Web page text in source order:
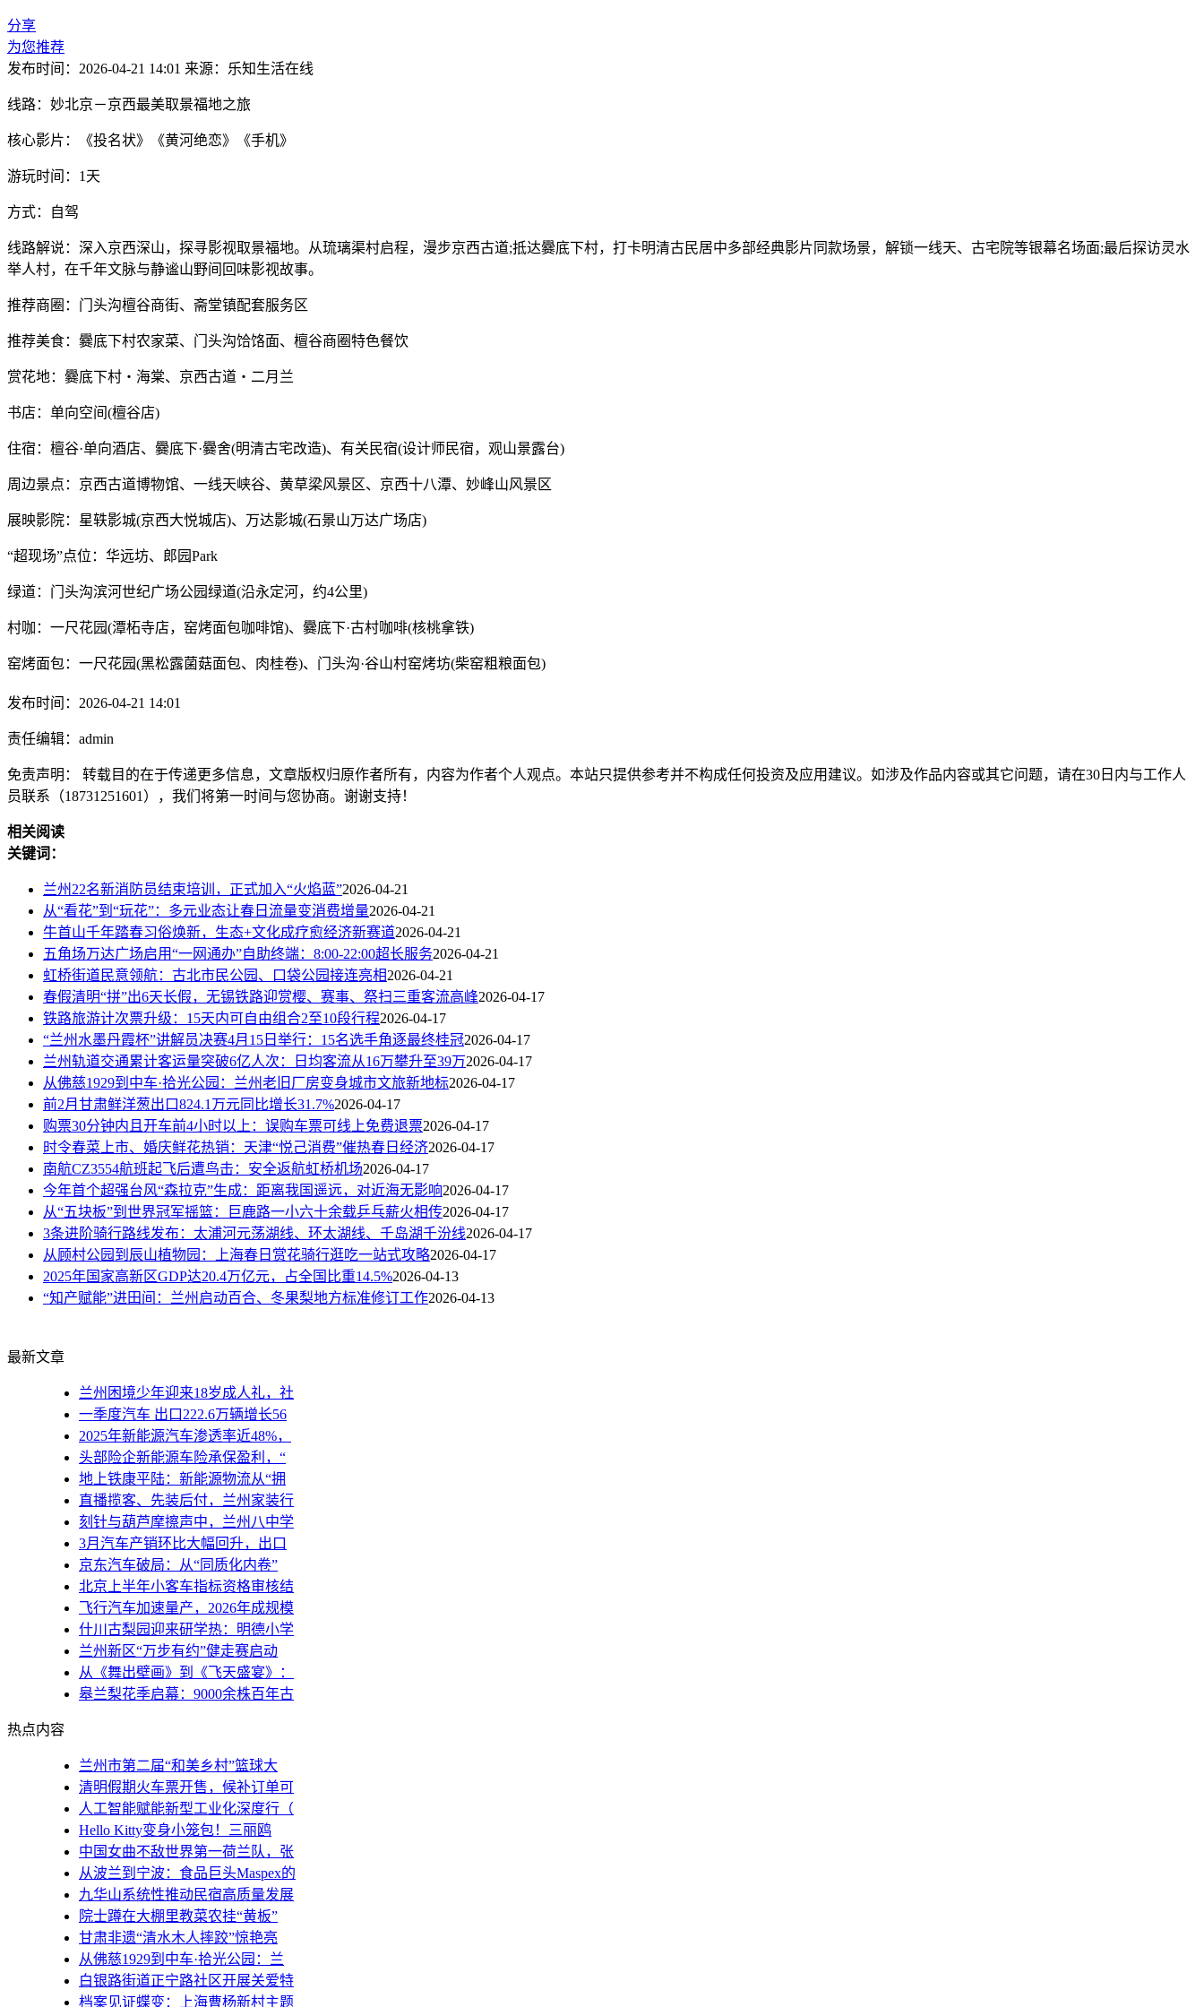
分享
为您推荐
发布时间：2026-04-21 14:01 来源：乐知生活在线
线路：妙北京－京西最美取景福地之旅
核心影片：《投名状》《黄河绝恋》《手机》
游玩时间：1天
方式：自驾
线路解说：深入京西深山，探寻影视取景福地。从琉璃渠村启程，漫步京西古道;抵达爨底下村，打卡明清古民居中多部经典影片同款场景，解锁一线天、古宅院等银幕名场面;最后探访灵水
举人村，在千年文脉与静谧山野间回味影视故事。
推荐商圈：门头沟檀谷商街、斋堂镇配套服务区
推荐美食：爨底下村农家菜、门头沟饸饹面、檀谷商圈特色餐饮
赏花地：爨底下村・海棠、京西古道・二月兰
书店：单向空间(檀谷店)
住宿：檀谷·单向酒店、爨底下·爨舍(明清古宅改造)、有关民宿(设计师民宿，观山景露台)
周边景点：京西古道博物馆、一线天峡谷、黄草梁风景区、京西十八潭、妙峰山风景区
展映影院：星轶影城(京西大悦城店)、万达影城(石景山万达广场店)
“超现场”点位：华远坊、郎园Park
绿道：门头沟滨河世纪广场公园绿道(沿永定河，约4公里)
村咖：一尺花园(潭柘寺店，窑烤面包咖啡馆)、爨底下·古村咖啡(核桃拿铁)
窑烤面包：一尺花园(黑松露菌菇面包、肉桂卷)、门头沟·谷山村窑烤坊(柴窑粗粮面包)
发布时间：2026-04-21 14:01
责任编辑：admin
免责声明： 转载目的在于传递更多信息，文章版权归原作者所有，内容为作者个人观点。本站只提供参考并不构成任何投资及应用建议。如涉及作品内容或其它问题，请在30日内与工作人
员联系（18731251601），我们将第一时间与您协商。谢谢支持！
相关阅读
关键词：
兰州22名新消防员结束培训，正式加入“火焰蓝”2026-04-21
从“看花”到“玩花”：多元业态让春日流量变消费增量2026-04-21
牛首山千年踏春习俗焕新，生态+文化成疗愈经济新赛道2026-04-21
五角场万达广场启用“一网通办”自助终端：8:00-22:00超长服务2026-04-21
虹桥街道民意领航：古北市民公园、口袋公园接连亮相2026-04-21
春假清明“拼”出6天长假，无锡铁路迎赏樱、赛事、祭扫三重客流高峰2026-04-17
铁路旅游计次票升级：15天内可自由组合2至10段行程2026-04-17
“兰州水墨丹霞杯”讲解员决赛4月15日举行：15名选手角逐最终桂冠2026-04-17
兰州轨道交通累计客运量突破6亿人次：日均客流从16万攀升至39万2026-04-17
从佛慈1929到中车·拾光公园：兰州老旧厂房变身城市文旅新地标2026-04-17
前2月甘肃鲜洋葱出口824.1万元同比增长31.7%2026-04-17
购票30分钟内且开车前4小时以上：误购车票可线上免费退票2026-04-17
时令春菜上市、婚庆鲜花热销：天津“悦己消费”催热春日经济2026-04-17
南航CZ3554航班起飞后遭鸟击：安全返航虹桥机场2026-04-17
今年首个超强台风“森拉克”生成：距离我国遥远，对近海无影响2026-04-17
从“五块板”到世界冠军摇篮：巨鹿路一小六十余载乒乓薪火相传2026-04-17
3条进阶骑行路线发布：太浦河元荡湖线、环太湖线、千岛湖千汾线2026-04-17
从顾村公园到辰山植物园：上海春日赏花骑行逛吃一站式攻略2026-04-17
2025年国家高新区GDP达20.4万亿元，占全国比重14.5%2026-04-13
“知产赋能”进田间：兰州启动百合、冬果梨地方标准修订工作2026-04-13
最新文章
兰州困境少年迎来18岁成人礼，社
一季度汽车 出口222.6万辆增长56
2025年新能源汽车渗透率近48%，
头部险企新能源车险承保盈利，“
地上铁康平陆：新能源物流从“拥
直播揽客、先装后付，兰州家装行
刻针与葫芦摩擦声中，兰州八中学
3月汽车产销环比大幅回升，出口
京东汽车破局：从“同质化内卷”
北京上半年小客车指标资格审核结
飞行汽车加速量产，2026年成规模
什川古梨园迎来研学热：明德小学
兰州新区“万步有约”健走赛启动
从《舞出壁画》到《飞天盛宴》：
皋兰梨花季启幕：9000余株百年古
热点内容
兰州市第二届“和美乡村”篮球大
清明假期火车票开售，候补订单可
人工智能赋能新型工业化深度行（
Hello Kitty变身小笼包！三丽鸥
中国女曲不敌世界第一荷兰队，张
从波兰到宁波：食品巨头Maspex的
九华山系统性推动民宿高质量发展
院士蹲在大棚里教菜农挂“黄板”
甘肃非遗“清水木人摔跤”惊艳亮
从佛慈1929到中车·拾光公园：兰
白银路街道正宁路社区开展关爱特
档案见证蝶变：上海曹杨新村主题